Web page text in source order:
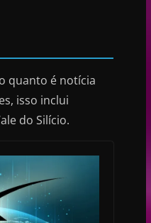
quanto é notícia
isso inclui
do Silício.